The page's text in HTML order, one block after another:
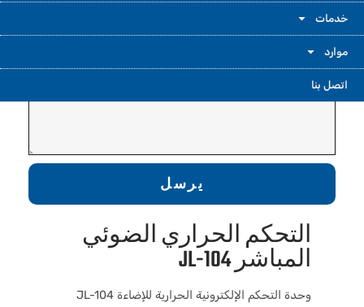
خدمات
موارد
اتصل بنا
يرجى ترك رسالة حتى نتمكن من إنشاء فيديو أفضل في المرة
القادمة.
يرسل
التحكم الحراري الضوئي
المباشر JL-104
وحدة التحكم الإلكترونية الحرارية للإضاءة JL-104